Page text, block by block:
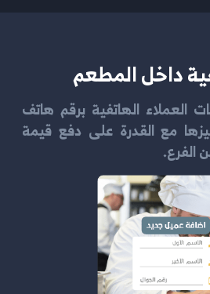
داخل المطعم
العملاء الهاتفية برقم هاتف
مع القدرة على دفع قيمة
الفرع.